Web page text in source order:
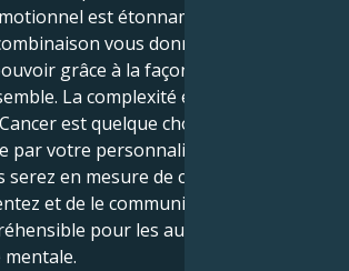
est étonnamment faible.
vous donne aussi
grâce à la façon dont elle
La complexité émotionnelle de
est quelque chose qui doit être
par votre personnalité analytique de
serez en mesure de comprendre ce
et de le communiquer d'une
pour les autres en utilisant